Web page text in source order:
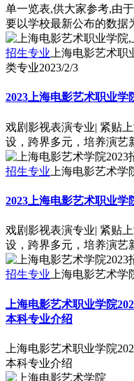
单一览表,供大家参考,由
要以学校最新公布的数据
招生专业 上海电影艺术
类专业2023/2/3
2023上海电影艺术职业
戏剧影视表演专业| 紧贴
设，跨界多元，培养演艺
招生专业 上海电影艺术学
2023上海电影艺术职业
戏剧影视表演专业| 紧贴
设，跨界多元，培养演艺
招生专业 上海电影艺术学
上海电影艺术职业学院
本科专业介绍
上海电影艺术职业学院
本科专业介绍